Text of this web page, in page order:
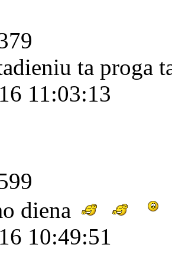
ta proga
11:03:13
diena
10:49:51